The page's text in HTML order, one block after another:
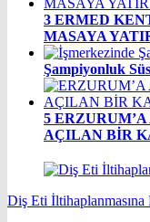
3 ERMED
MASAYA
Şampiyonluk
5
AÇILAN BİR
Diş Eti